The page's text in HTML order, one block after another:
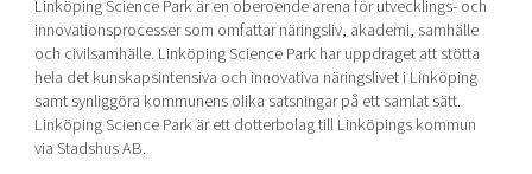
Current offers and activities
Reach out to us
Locations
Linköping Science Park är en oberoende arena för utvecklings- och
innovationsprocesser som omfattar näringsliv, akademi, samhälle
och civilsamhälle. Linköping Science Park har uppdraget att stötta
hela det kunskapsintensiva och innovativa näringslivet i Linköping
samt synliggöra kommunens olika satsningar på ett samlat sätt.
Linköping Science Park är ett dotterbolag till Linköpings kommun
via Stadshus AB.